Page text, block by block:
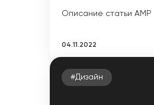
Описание статьи AMP
04.11.2022
#Дизайн